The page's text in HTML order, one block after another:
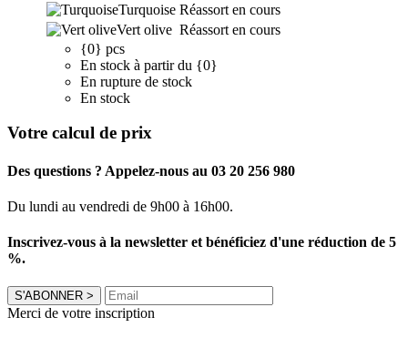
Turquoise Réassort en cours
Vert olive Réassort en cours
{0} pcs
En stock à partir du {0}
En rupture de stock
En stock
Votre calcul de prix
Des questions ? Appelez-nous au 03 20 256 980
Du lundi au vendredi de 9h00 à 16h00.
Inscrivez-vous à la newsletter et bénéficiez d'une réduction de 5
%.
S'ABONNER >
Merci de votre inscription